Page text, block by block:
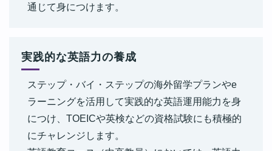
通じて身につけます。
実践的な英語力の養成
ステップ・バイ・ステップの海外留学プランやe
ラーニングを活用して実践的な英語運用能力を身
につけ、TOEICや英検などの資格試験にも積極的
にチャレンジします。